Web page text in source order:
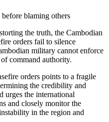
blaming others
the truth, the Cambodian
orders fail to silence
military cannot enforce
command authority.
orders points to a fragile
the credibility and
urges the international
and closely monitor the
in the region and